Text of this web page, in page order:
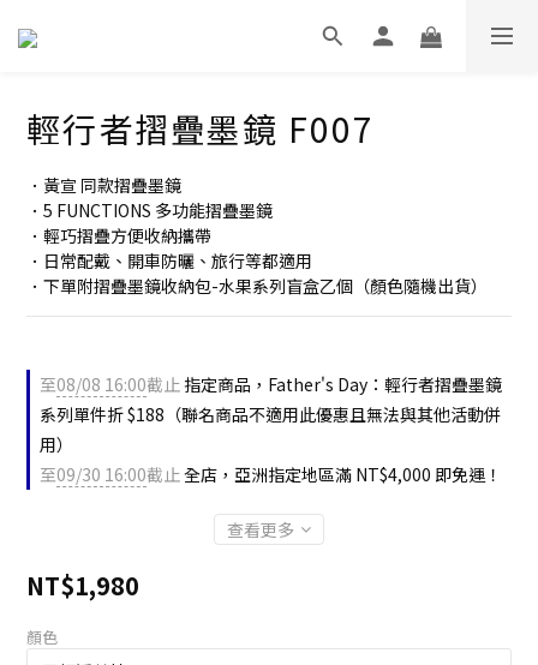
輕行者摺疊墨鏡 F007
．黃宣 同款摺疊墨鏡
．5 FUNCTIONS 多功能摺疊墨鏡
．輕巧摺疊方便收納攜帶
．日常配戴、開車防曬、旅行等都適用
．下單附摺疊墨鏡收納包-水果系列盲盒乙個（顏色隨機出貨）
至08/08 16:00截止 指定商品，Father's Day：輕行者摺疊墨鏡
系列單件折 $188（聯名商品不適用此優惠且無法與其他活動併
用）
至09/30 16:00截止全店，亞洲指定地區滿 NT$4,000 即免運！
查看更多
NT$1,980
顏色